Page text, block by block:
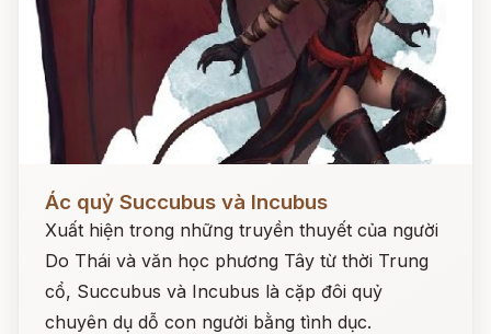
Đọc ngay
Ác quỷ Succubus và Incubus
Xuất hiện trong những truyền thuyết của người
Do Thái và văn học phương Tây từ thời Trung
cổ, Succubus và Incubus là cặp đôi quỷ
chuyên dụ dỗ con người bằng tình dục.